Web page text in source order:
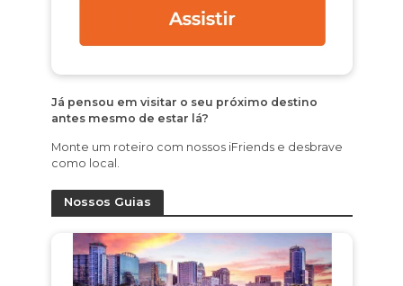
Já pensou em visitar o seu próximo destino
antes mesmo de estar lá?
Monte um roteiro com nossos iFriends e desbrave
como local.
Nossos Guias